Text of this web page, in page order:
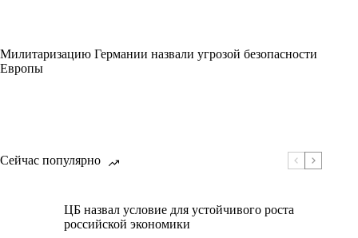
Милитаризацию Германии назвали угрозой безопасности
Европы
Сейчас популярно
ЦБ назвал условие для устойчивого роста
российской экономики